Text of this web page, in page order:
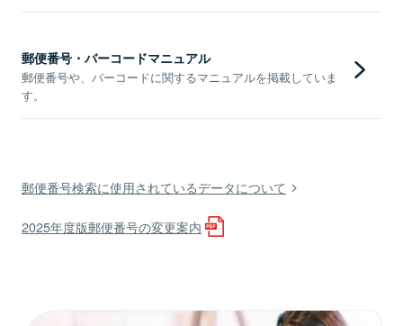
郵便番号・バーコードマニュアル
郵便番号や、バーコードに関するマニュアルを掲載していま
す。
郵便番号検索に使用されているデータについて
2025年度版郵便番号の変更案内